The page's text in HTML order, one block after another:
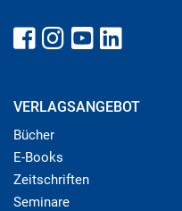
VERLAGSANGEBOT
Bücher
E-Books
Zeitschriften
Seminare